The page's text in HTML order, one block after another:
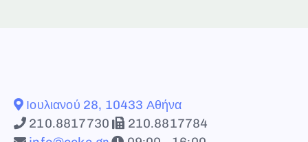
Ιουλιανού 28, 10433 Αθήνα
210.8817730
210.8817784